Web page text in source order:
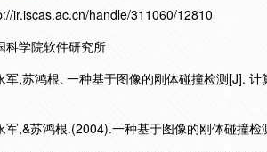
ir.iscas.ac.cn/handle/311060/12810
科学院软件研究所
军,苏鸿根. 一种基于图像的刚体碰撞检测[J].
军,&苏鸿根.(2004).一种基于图像的刚体碰撞检